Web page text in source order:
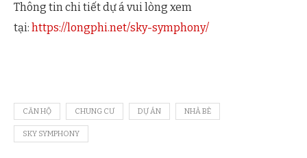
Thông tin chi tiết dự á vui lòng xem
tại: https://longphi.net/sky-symphony/
CĂN HỘ CHUNG CƯ DỰ ÁN NHÀ BÈ
SKY SYMPHONY